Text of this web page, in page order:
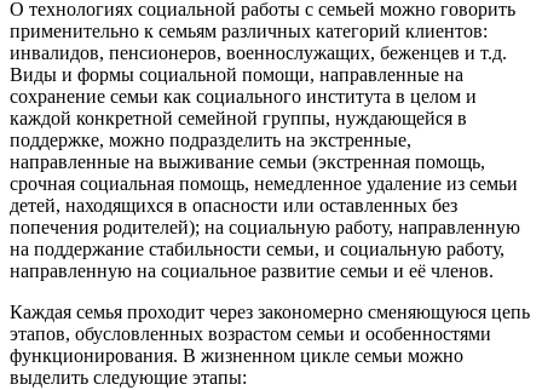
О технологиях социальной работы с семьей можно говорить
применительно к семьям различных категорий клиентов:
инвалидов, пенсионеров, военнослужащих, беженцев и т.д.
Виды и формы социальной помощи, направленные на
сохранение семьи как социального института в целом и
каждой конкретной семейной группы, нуждающейся в
поддержке, можно подразделить на экстренные,
направленные на выживание семьи (экстренная помощь,
срочная социальная помощь, немедленное удаление из семьи
детей, находящихся в опасности или оставленных без
попечения родителей); на социальную работу, направленную
на поддержание стабильности семьи, и социальную работу,
направленную на социальное развитие семьи и её членов.
Каждая семья проходит через закономерно сменяющуюся цепь
этапов, обусловленных возрастом семьи и особенностями
функционирования. В жизненном цикле семьи можно
выделить следующие этапы: